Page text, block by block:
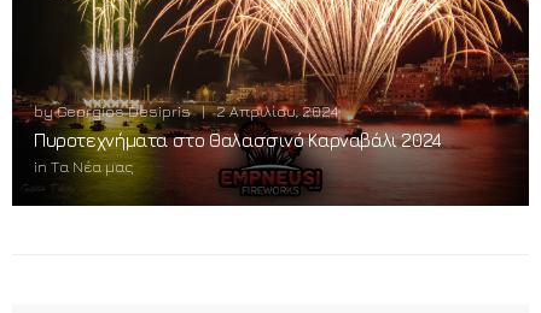
byGeorgios Desipris | 2 Απριλίου, 2024
Πυροτεχνήματα στο Θαλασσινό Καρναβάλι 2024
in Τα Νέα μας